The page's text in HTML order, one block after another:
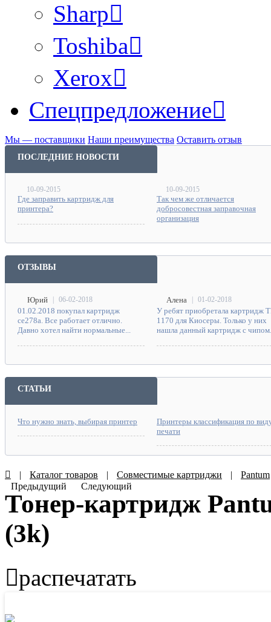
Sharp
Toshiba
Xerox
Спецпредложение
Мы — поставщики Наши преимущества Оставить отзыв
ПОСЛЕДНИЕ НОВОСТИ
10-09-2015
Где заправить картридж для
принтера?
10-09-2015
Так чем же отличается
добросовестная заправочная
организация
ОТЗЫВЫ
Юрий 06-02-2018
01.02.2018 покупал картридж
ce278a. Все работает отлично.
Давно хотел найти нормальные...
Алена 01-02-2018
У ребят приобретала картридж
1170 для Киосеры. Только у них
нашла данный картридж с
СТАТЬИ
Что нужно знать, выбирая принтер
Принтеры классификация по
печати
| Каталог товаров | Совместимые картриджи |
Pantum
Предыдущий
Следующий
Тонер-картридж
(3k)
распечатать